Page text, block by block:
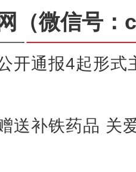
（微信号
开通报4起形式
送补铁药品 关
开展公正检验 助力